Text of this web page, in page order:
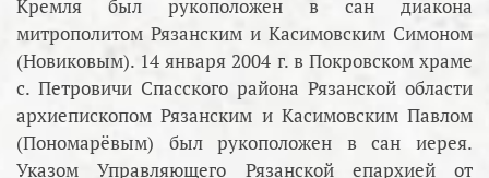
Кремля был рукоположен в сан диакона
митрополитом Рязанским и Касимовским Симоном
(Новиковым). 14 января 2004 г. в Покровском храме
с. Петровичи Спасского района Рязанской области
архиепископом Рязанским и Касимовским Павлом
(Пономарёвым) был рукоположен в сан иерея.
Указом Управляющего Рязанской епархией от